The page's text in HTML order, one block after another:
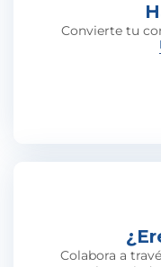
Convierte tu
Colabora a